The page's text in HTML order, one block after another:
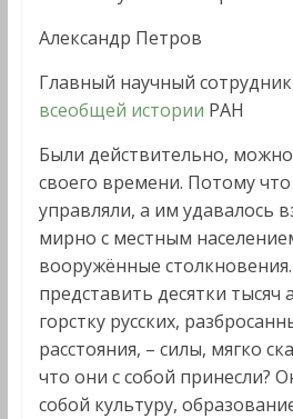
Александр Петров
Главный научный
всеобщей истории РАН
Были действительно, можно
своего времени. Потому
управляли, а им удавалось
мирно с местным
вооружённые
представить десятки тысяч
горстку русских,
расстояния, – силы, мягко
что они с собой принесли?
собой культуру,